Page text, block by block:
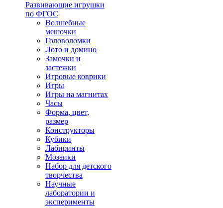
Развивающие игрушки
по ФГОС
Волшебные
мешочки
Головоломки
Лото и домино
Замочки и
застежки
Игровые коврики
Игры
Игры на магнитах
Часы
Форма, цвет,
размер
Конструкторы
Кубики
Лабиринты
Мозаики
Набор для детского
творчества
Научные
лаборатории и
эксперименты